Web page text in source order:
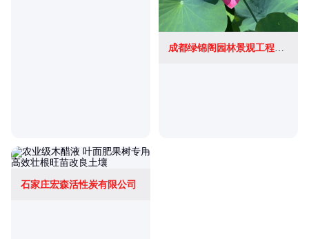
成都绿锦阁园林景观工程有限公司
石家庄宏森活性炭有限公司